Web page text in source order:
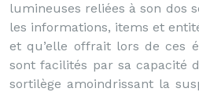
lumineuses reliées à son dos
les informations, items et
et qu’elle offrait lors de ces
sont facilités par sa capacité
sortilège amoindrissant la